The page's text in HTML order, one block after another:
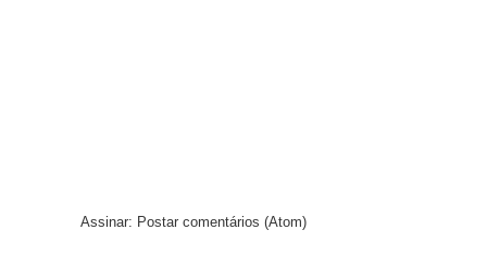
Assinar: Postar comentários (Atom)